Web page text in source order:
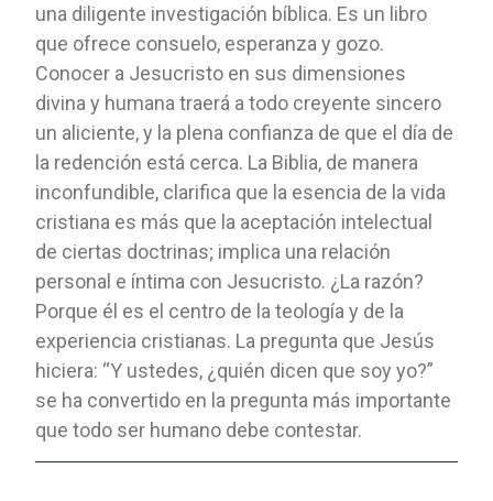
una diligente investigación bíblica. Es un libro
que ofrece consuelo, esperanza y gozo.
Conocer a Jesucristo en sus dimensiones
divina y humana traerá a todo creyente sincero
un aliciente, y la plena confianza de que el día de
la redención está cerca. La Biblia, de manera
inconfundible, clarifica que la esencia de la vida
cristiana es más que la aceptación intelectual
de ciertas doctrinas; implica una relación
personal e íntima con Jesucristo. ¿La razón?
Porque él es el centro de la teología y de la
experiencia cristianas. La pregunta que Jesús
hiciera: “Y ustedes, ¿quién dicen que soy yo?”
se ha convertido en la pregunta más importante
que todo ser humano debe contestar.